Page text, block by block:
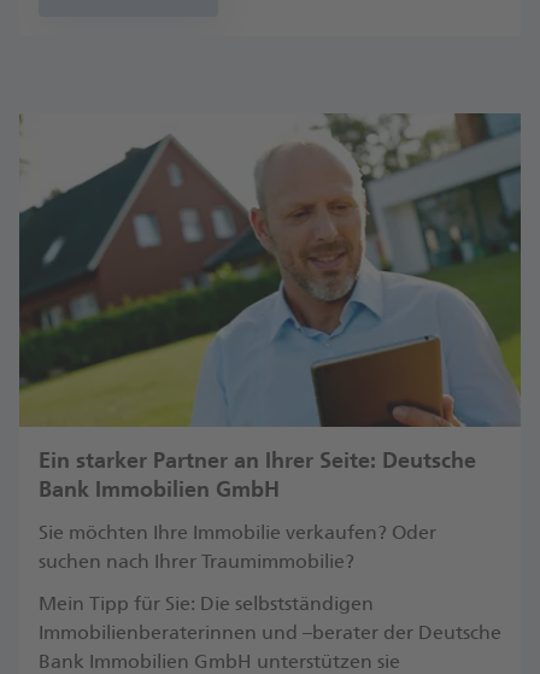
Ein starker Partner an Ihrer Seite: Deutsche
Bank Immobilien GmbH
Sie möchten Ihre Immobilie verkaufen? Oder
suchen nach Ihrer Traumimmobilie?
Mein Tipp für Sie: Die selbstständigen
Immobilienberaterinnen und –berater der Deutsche
Bank Immobilien GmbH unterstützen sie